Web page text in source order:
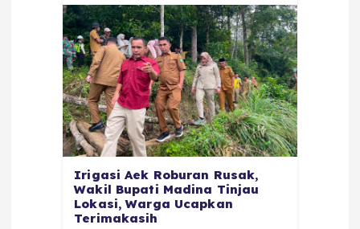
Irigasi Aek Roburan Rusak,
Wakil Bupati Madina Tinjau
Lokasi, Warga Ucapkan
Terimakasih